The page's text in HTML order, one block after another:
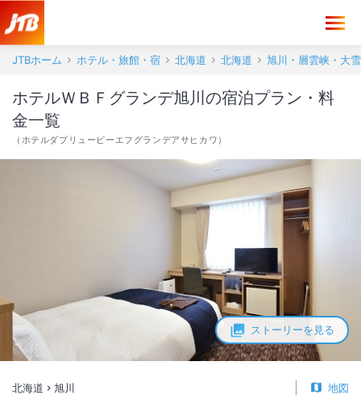
JTBホーム ホテル・旅館・宿 北海道 北海道 旭川・層雲峡・大
ストーリーを見る
ホテルＷＢＦグランデ旭川の宿泊プラン・料
金一覧
（ ホテルダブリュービーエフグランデアサヒカワ ）
北海道 旭川 地図